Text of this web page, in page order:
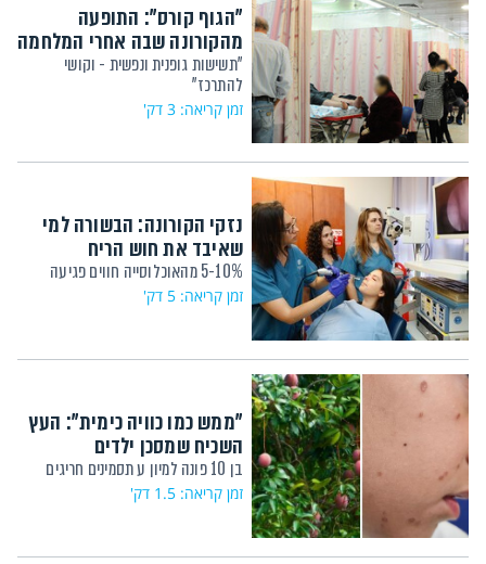
"הגוף קורס": התופעה
מהקורונה שבה אחרי המלחמה
"תשישות גופנית ונפשית - וקושי
להתרכז"
זמן קריאה: 3 דק'
נזקי הקורונה: הבשורה למי
שאיבד את חוש הריח
5-10% מהאוכלוסייה חווים פגיעה
זמן קריאה: 5 דק'
"ממש כמו כוויה כימית": העץ
השכיח שמסכן ילדים
בן 10 פונה למיון ע תסמינים חריגים
זמן קריאה: 1.5 דק'